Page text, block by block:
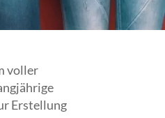
voller
Erstellung